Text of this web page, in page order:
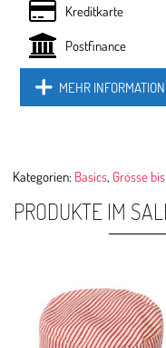
Kreditkarte
Postfinance
MEHR
Kategorien: Basics, Grösse
PRODUKTE IM